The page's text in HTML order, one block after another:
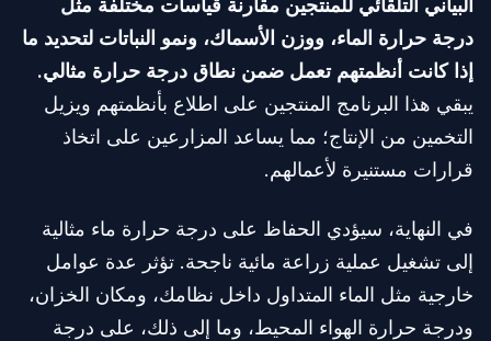
البياني التلقائي للمنتجين مقارنة قياسات مختلفة مثل
درجة حرارة الماء، ووزن الأسماك، ونمو النباتات لتحديد ما
إذا كانت أنظمتهم تعمل ضمن نطاق درجة حرارة مثالي.
يبقي هذا البرنامج المنتجين على اطلاع بأنظمتهم ويزيل
التخمين من الإنتاج؛ مما يساعد المزارعين على اتخاذ
قرارات مستنيرة لأعمالهم.
في النهاية، سيؤدي الحفاظ على درجة حرارة ماء مثالية
إلى تشغيل عملية زراعة مائية ناجحة. تؤثر عدة عوامل
خارجية مثل الماء المتداول داخل نظامك، ومكان الخزان،
ودرجة حرارة الهواء المحيط، وما إلى ذلك، على درجة